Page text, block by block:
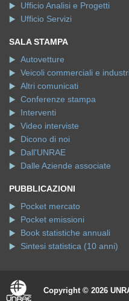
Ufficio Analisi e Progetti
Ufficio Servizi
SALA STAMPA
Autovetture
Veicoli commerciali e
Altri comunicati
Conferenze stampa
Interventi
Video interviste
Dicono di noi
Dall'UNRAE
Dalle Aziende associate
PUBBLICAZIONI
Pocket mercato
Pocket emissioni
Book statistiche annuali
Sintesi statistica (10 anni)
Copyright © 2026